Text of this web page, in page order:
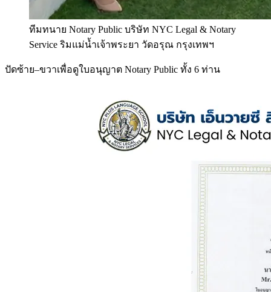
ทีมทนาย Notary Public บริษัท NYC Legal & Notary
Service ริมแม่น้ำเจ้าพระยา วัดอรุณ กรุงเทพฯ
ปัดซ้าย–ขวาเพื่อดูใบอนุญาต Notary Public ทั้ง 6 ท่าน